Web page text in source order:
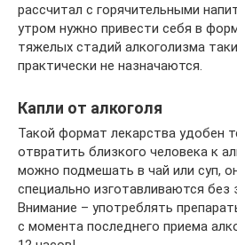
рассчитал с горячительными
утром нужно привести себя в
тяжелых стадий алкоголизма
практически не назначаются.
Капли от алкоголя
Такой формат лекарства удобен
отвратить близкого человека к
можно подмешать в чай или суп,
специально изготавливаются без
Внимание – употреблять
с момента последнего приема